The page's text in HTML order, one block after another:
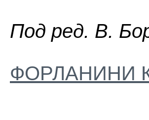
Пoд peд. B.
ФОРЛАНИНИ